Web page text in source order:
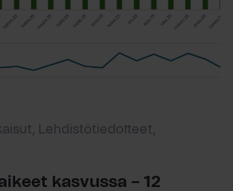
Lehdistötiedotteet,
kasvussa – 12